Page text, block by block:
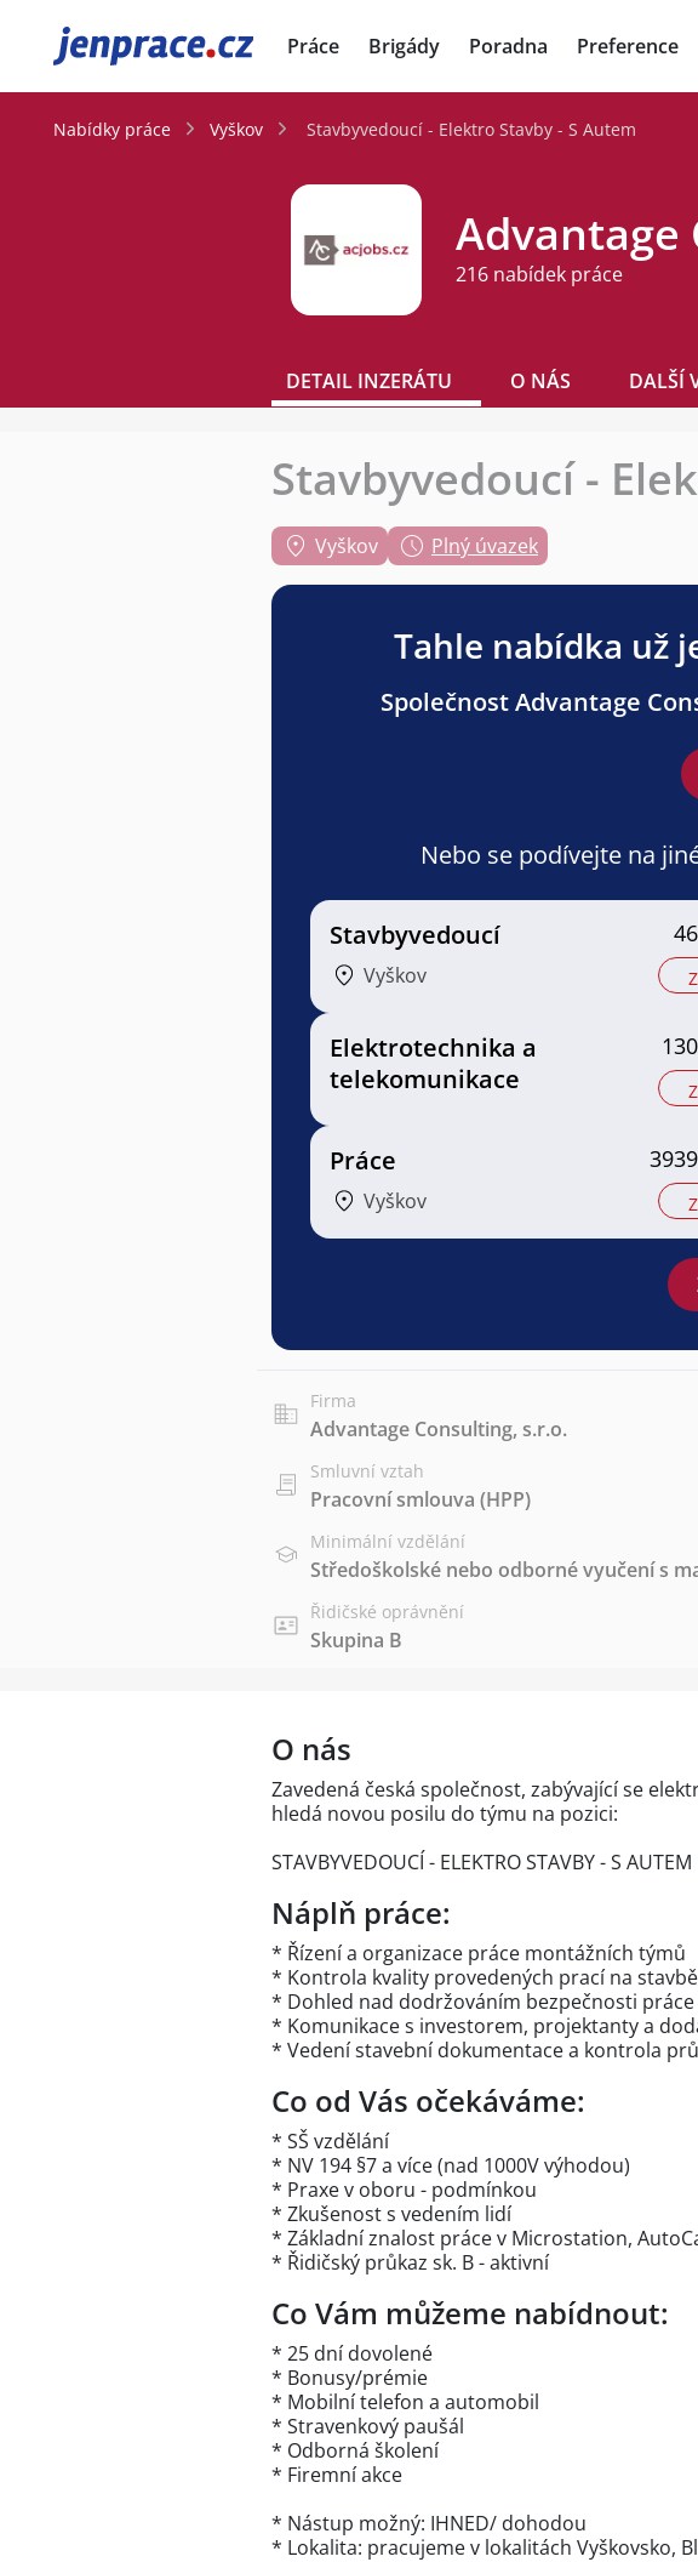
JenPráce.cz Práce Brigády Poradna Preference
Nabídky práce Vyškov Stavbyvedoucí - Elektro Stavby - S Autem
Advantage
216 nabídek práce
DETAIL INZERÁTU O NÁS DALŠÍ
Stavbyvedoucí -
Vyškov Plný úvazek
Tahle nabídka už
Společnost Advantage
Nebo se podívejte na
Stavbyvedoucí
Vyškov
Elektrotechnika a
telekomunikace
Práce
Vyškov
Firma
Advantage Consulting, s.r.o.
Smluvní vztah
Pracovní smlouva (HPP)
Minimální vzdělání
Středoškolské nebo odborné vyučení s
Řidičské oprávnění
Skupina B
O nás
Zavedená česká společnost, zabývající se
hledá novou posilu do týmu na pozici:
STAVBYVEDOUCÍ - ELEKTRO STAVBY - S AUTEM
Náplň práce:
* Řízení a organizace práce montážních týmů
* Kontrola kvality provedených prací na
* Dohled nad dodržováním bezpečnosti práce
* Komunikace s investorem, projektanty a
* Vedení stavební dokumentace a kontrola
Co od Vás očekáváme:
* SŠ vzdělání
* NV 194 §7 a více (nad 1000V výhodou)
* Praxe v oboru - podmínkou
* Zkušenost s vedením lidí
* Základní znalost práce v Microstation,
* Řidičský průkaz sk. B - aktivní
Co Vám můžeme nabídnout:
* 25 dní dovolené
* Bonusy/prémie
* Mobilní telefon a automobil
* Stravenkový paušál
* Odborná školení
* Firemní akce
* Nástup možný: IHNED/ dohodou
* Lokalita: pracujeme v lokalitách Vyškovsko,